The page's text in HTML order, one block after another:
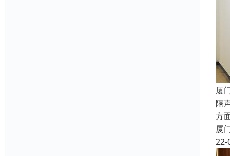
厦
隔
方
厦
22-